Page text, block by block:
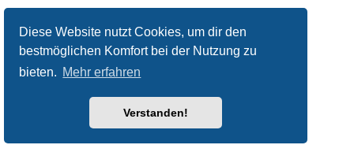
Diese Website nutzt Cookies, um dir den
bestmöglichen Komfort bei der Nutzung zu
bieten. Mehr erfahren
Verstanden!